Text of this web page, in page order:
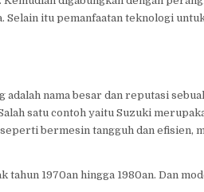
itu pemanfaatan teknologi
nama besar dan reputasi
satu contoh yaitu Suzuki
bermesin tangguh dan efisien,
1970an hingga 1980an. Dan